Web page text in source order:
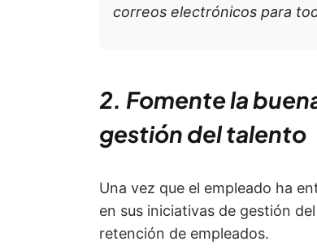
correos electrónicos para
2. Fomente la
gestión del talento
Una vez que el empleado ha
en sus iniciativas de gestión
retención de empleados.